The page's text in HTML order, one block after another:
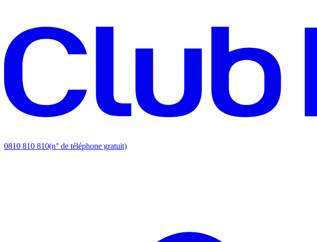
0810 810 810(n° de téléphone gratuit)